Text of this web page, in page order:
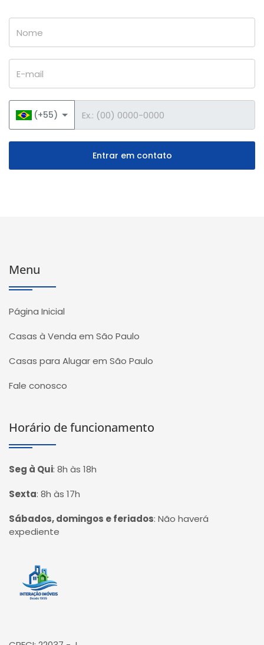
(+55)
Entrar em contato
Menu
Página Inicial
Casas à Venda em São Paulo
Casas para Alugar em São Paulo
Fale conosco
Horário de funcionamento
Seg à Qui: 8h às 18h
Sexta: 8h às 17h
Sábados, domingos e feriados: Não haverá
expediente
Página inicial